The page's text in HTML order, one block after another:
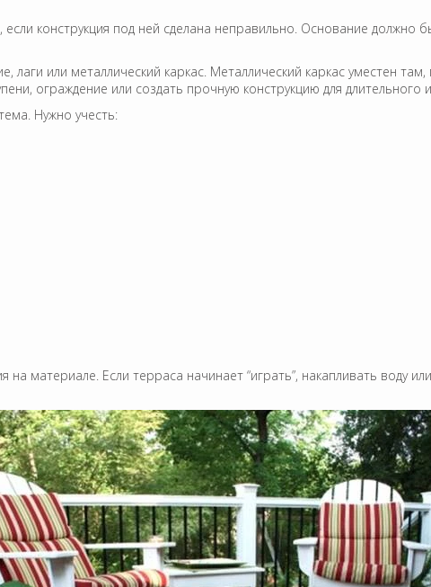
конструкция под ней сделана неправильно. Основание должно
или металлический каркас. Металлический каркас уместен
ограждение или создать прочную конструкцию для длительного
Нужно учесть:
материале. Если терраса начинает “играть”, накапливать воду